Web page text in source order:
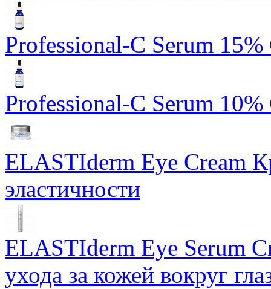
Professional-C Serum
Professional-C Serum
ELASTIderm Eye Cream
эластичности
ELASTIderm Eye Serum
ухода за кожей вокруг